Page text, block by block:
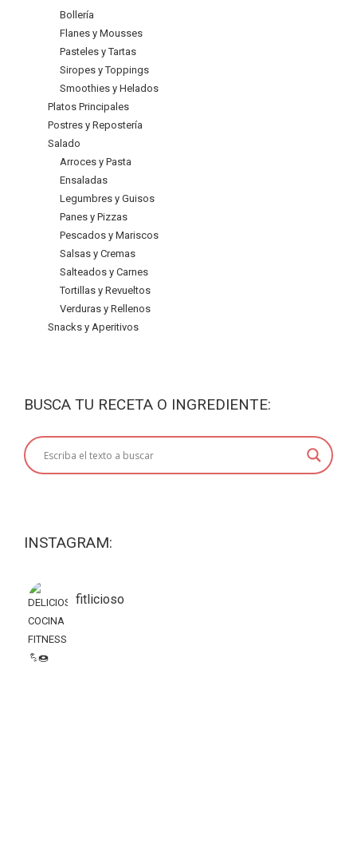
Bollería
Flanes y Mousses
Pasteles y Tartas
Siropes y Toppings
Smoothies y Helados
Platos Principales
Postres y Repostería
Salado
Arroces y Pasta
Ensaladas
Legumbres y Guisos
Panes y Pizzas
Pescados y Mariscos
Salsas y Cremas
Salteados y Carnes
Tortillas y Revueltos
Verduras y Rellenos
Snacks y Aperitivos
BUSCA TU RECETA O INGREDIENTE:
INSTAGRAM:
fitlicioso